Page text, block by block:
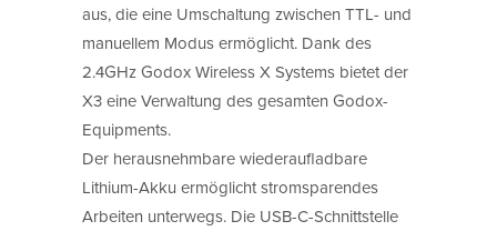
aus, die eine Umschaltung zwischen TTL- und
manuellem Modus ermöglicht. Dank des
2.4GHz Godox Wireless X Systems bietet der
X3 eine Verwaltung des gesamten Godox-
Equipments.
Der herausnehmbare wiederaufladbare
Lithium-Akku ermöglicht stromsparendes
Arbeiten unterwegs. Die USB-C-Schnittstelle